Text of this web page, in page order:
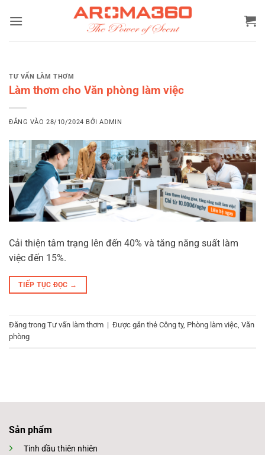
qua
TƯ VẤN LÀM THƠM
Làm thơm cho Văn phòng làm việc
ĐĂNG VÀO28/10/2024 BỞIADMIN
Cải thiện tâm trạng lên đến 40% và tăng năng suất làm
việc đến 15%.
TIẾP TỤC ĐỌC →
Đăng trong Tư vấn làm thơm | Được gắn thẻ Công ty, Phòng làm việc, Văn
phòng
Sản phẩm
Tinh dầu thiên nhiên